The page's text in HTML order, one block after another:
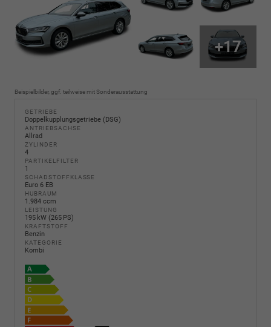
+17
Beispielbilder, ggf. teilweise mit Sonderausstattung
GETRIEBE
Doppelkupplungsgetriebe (DSG)
ANTRIEBSACHSE
Allrad
ZYLINDER
4
PARTIKELFILTER
1
SCHADSTOFFKLASSE
Euro 6 EB
HUBRAUM
1.984 ccm
LEISTUNG
195 kW (265 PS)
KRAFTSTOFF
Benzin
KATEGORIE
Kombi